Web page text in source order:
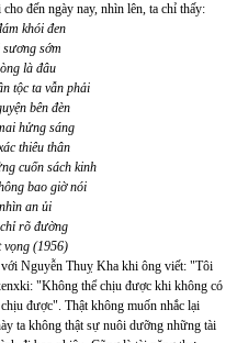
đến ngày nay, nhìn lên, ta chỉ thấy:
khói đen
sớm
là đâu
tộc ta vẫn phải
bên đèn
hửng sáng
thiêu thân
cuốn sách kinh
bao giờ nói
an ủi
rõ đường
vọng (1956)
Nguyễn Thuỵ Kha khi ông viết: "Tôi
"Không thể chịu được khi không có
được". Thật không muốn nhắc lại
ta không thật sự nuôi dưỡng những tài